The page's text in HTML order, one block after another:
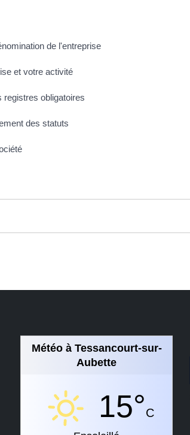
de l'entreprise
et votre activité
registres obligatoires
des statuts
Météo à Tessancourt-sur-
Aubette
15°C